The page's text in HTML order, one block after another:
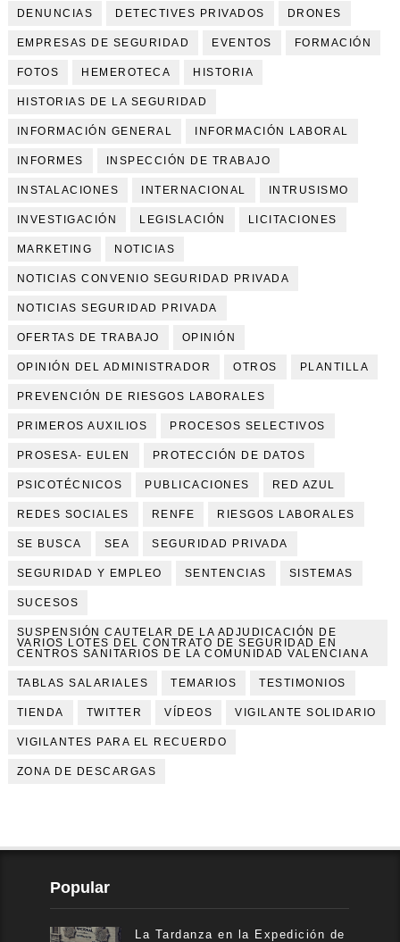
DENUNCIAS DETECTIVES PRIVADOS DRONES
EMPRESAS DE SEGURIDAD EVENTOS FORMACIÓN
FOTOS HEMEROTECA HISTORIA
HISTORIAS DE LA SEGURIDAD
INFORMACIÓN GENERAL INFORMACIÓN LABORAL
INFORMES INSPECCIÓN DE TRABAJO
INSTALACIONES INTERNACIONAL INTRUSISMO
INVESTIGACIÓN LEGISLACIÓN LICITACIONES
MARKETING NOTICIAS
NOTICIAS CONVENIO SEGURIDAD PRIVADA
NOTICIAS SEGURIDAD PRIVADA
OFERTAS DE TRABAJO OPINIÓN
OPINIÓN DEL ADMINISTRADOR OTROS PLANTILLA
PREVENCIÓN DE RIESGOS LABORALES
PRIMEROS AUXILIOS PROCESOS SELECTIVOS
PROSESA- EULEN PROTECCIÓN DE DATOS
PSICOTÉCNICOS PUBLICACIONES RED AZUL
REDES SOCIALES RENFE RIESGOS LABORALES
SE BUSCA SEA SEGURIDAD PRIVADA
SEGURIDAD Y EMPLEO SENTENCIAS SISTEMAS
SUCESOS
SUSPENSIÓN CAUTELAR DE LA ADJUDICACIÓN DE
VARIOS LOTES DEL CONTRATO DE SEGURIDAD EN
CENTROS SANITARIOS DE LA COMUNIDAD VALENCIANA
TABLAS SALARIALES TEMARIOS TESTIMONIOS
TIENDA TWITTER VÍDEOS VIGILANTE SOLIDARIO
VIGILANTES PARA EL RECUERDO
ZONA DE DESCARGAS
Popular
La Tardanza en la Expedición de